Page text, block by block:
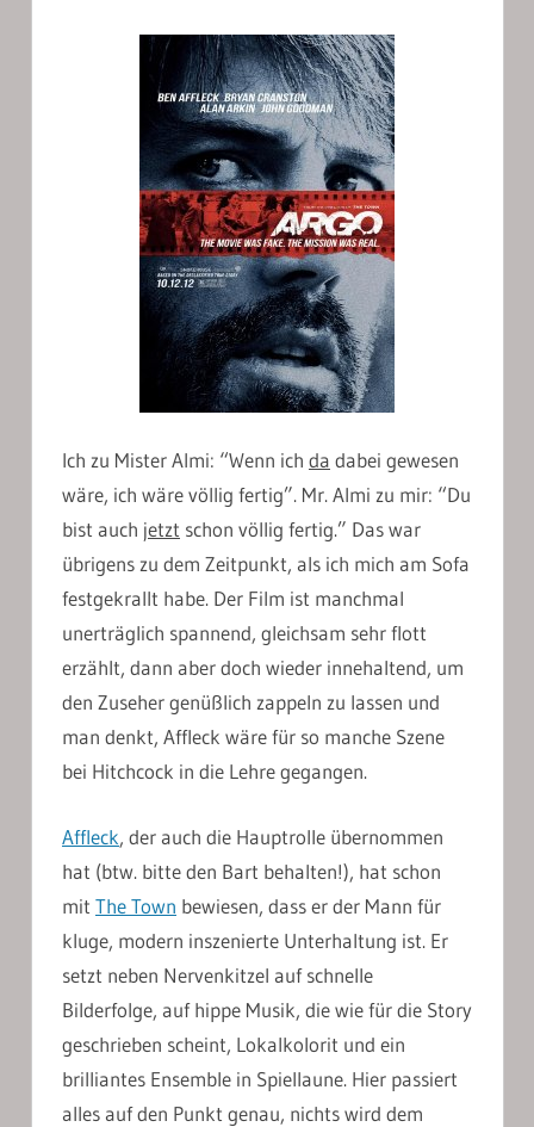
Ich zu Mister Almi: “Wenn ich da dabei gewesen
wäre, ich wäre völlig fertig”. Mr. Almi zu mir: “Du
bist auch jetzt schon völlig fertig.” Das war
übrigens zu dem Zeitpunkt, als ich mich am Sofa
festgekrallt habe. Der Film ist manchmal
unerträglich spannend, gleichsam sehr flott
erzählt, dann aber doch wieder innehaltend, um
den Zuseher genüßlich zappeln zu lassen und
man denkt, Affleck wäre für so manche Szene
bei Hitchcock in die Lehre gegangen.
Affleck, der auch die Hauptrolle übernommen
hat (btw. bitte den Bart behalten!), hat schon
mit The Town bewiesen, dass er der Mann für
kluge, modern inszenierte Unterhaltung ist. Er
setzt neben Nervenkitzel auf schnelle
Bilderfolge, auf hippe Musik, die wie für die Story
geschrieben scheint, Lokalkolorit und ein
brilliantes Ensemble in Spiellaune. Hier passiert
alles auf den Punkt genau, nichts wird dem